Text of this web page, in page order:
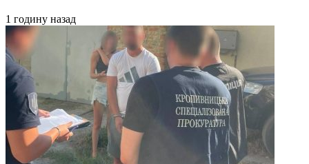
1 годину назад